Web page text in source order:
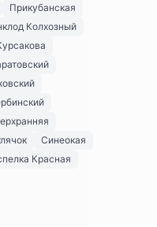
Прикубанская
Колхозный
Синеокая
Красная